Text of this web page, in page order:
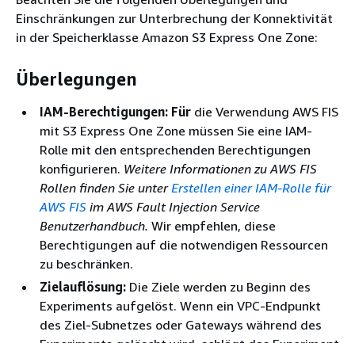
Einschränkungen zur Unterbrechung der Konnektivität
in der Speicherklasse Amazon S3 Express One Zone:
Überlegungen
IAM-Berechtigungen: Für die Verwendung AWS FIS
mit S3 Express One Zone müssen Sie eine IAM-
Rolle mit den entsprechenden Berechtigungen
konfigurieren. Weitere Informationen zu AWS FIS
Rollen finden Sie unterErstellen einer IAM-Rolle für
AWS FIS im AWS Fault Injection Service
Benutzerhandbuch. Wir empfehlen, diese
Berechtigungen auf die notwendigen Ressourcen
zu beschränken.
Zielauflösung: Die Ziele werden zu Beginn des
Experiments aufgelöst. Wenn ein VPC-Endpunkt
des Ziel-Subnetzes oder Gateways während des